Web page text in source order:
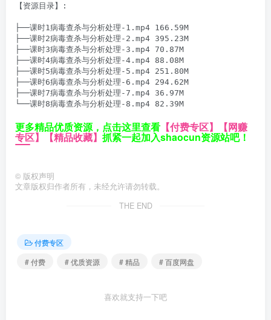
【资源目录】:
├──课时1病毒查杀与分析处理-1.mp4 166.59M
├──课时2病毒查杀与分析处理-2.mp4 395.23M
├──课时3病毒查杀与分析处理-3.mp4 70.87M
├──课时4病毒查杀与分析处理-4.mp4 88.08M
├──课时5病毒查杀与分析处理-5.mp4 251.80M
├──课时6病毒查杀与分析处理-6.mp4 294.62M
├──课时7病毒查杀与分析处理-7.mp4 36.97M
└──课时8病毒查杀与分析处理-8.mp4 82.39M
更多精品优质资源，点击这里查看 【付费专区】 【网赚
专区】 【精品收藏】 抓紧一起加入shaocun资源站吧！
© 版权声明
文章版权归作者所有，未经允许请勿转载。
THE END
付费专区
# 付费
# 优质资源 # 精品 # 百度网盘
喜欢就支持一下吧